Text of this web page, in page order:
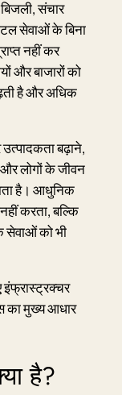
संचार
सेवाओं के बिना
नहीं कर
और बाजारों को
है और अधिक
बढ़ाने,
और लोगों के जीवन
है। आधुनिक
करता, बल्कि
सेवाओं को भी
इंफ्रास्ट्रक्चर
का मुख्य आधार
है?